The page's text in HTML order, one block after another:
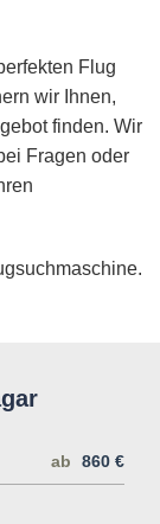
Flug
wir Ihnen,
finden. Wir
Fragen oder
ab 860 €